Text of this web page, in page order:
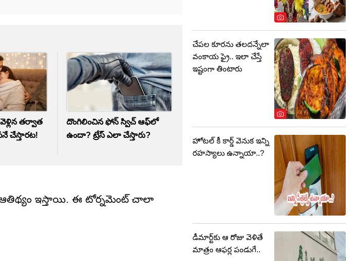
వెళ్లిన తర్వాత
చేస్తారట!
దొంగిలించిన ఫోన్‌ స్విచ్ ఆఫ్‌లో
ఉందా? ట్రేస్ ఎలా చేస్తారు?
ఆతిథ్యం ఇస్తాయి. ఈ టోర్నమెంట్ చాలా
చేపల కూరను తలదన్నేలా
వంకాయ ఫ్రై.. ఇలా చేస్తే
ఇష్టంగా తింటారు
హోటల్ కీ కార్డ్ వెనుక ఇన్ని
రహస్యాలు ఉన్నాయా..?
డీమార్ట్‌కు ఆ రోజు వెళితే
మాత్రం ఆఫర్ల పండుగే..